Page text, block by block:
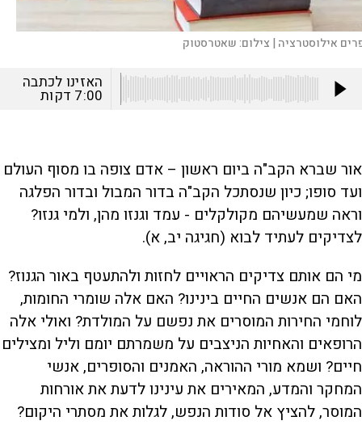
אילוסטרציה | צילום:שאטרסטוק
האזינו לכתבה
7:00 דקות
אור שברא הקב"ה ביום ראשון – אדם צופה בו מסוף העולם
ועד סופו; כיון שנסתכל הקב"ה בדור המבול ובדור הפלגה
וראה שמעשיהם מקולקלים - עמד וגנזו מהן, ולמי גנזו?
לצדיקים לעתיד לבוא (חגיגה יב, א).
מי הם אותם צדיקים הראויים לחזות ולהתעטף באור הגנוז?
האם הם אנשים החיים בינינו? האם אלה שומרי החומות,
לוחמי החירות המוסרים את נפשם על המולדת? ואולי אלה
הרופאים והאחיות הניצבים על משמרתם יומם וליל ומצילים
חיים? ושמא מורי ההוראה, האמנים והסופרים, אנשי
המחקר והמדע, המאירים את עינינו לדעת את אורחות
המוסר, להציץ אל סודות הנפש, לגלות את מסתרי היקום?